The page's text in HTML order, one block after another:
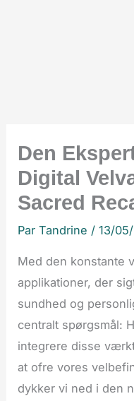
Den
Digital
Sacred
ParTandrine /13/
Med den konstante
applikationer, der
sundhed og
centralt spørgsmål:
integrere disse
at ofre vores
dykker vi ned i den